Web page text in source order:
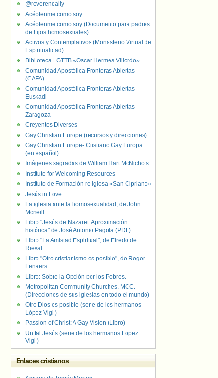
@reverendally
Acéptenme como soy
Acéptenme como soy (Documento para padres
de hijos homosexuales)
Activos y Contemplativos (Monasterio Virtual de
Espiritualidad)
Biblioteca LGTTB «Oscar Hermes Villordo»
Comunidad Apostólica Fronteras Abiertas
(CAFA)
Comunidad Apostólica Fronteras Abiertas
Euskadi
Comunidad Apostólica Fronteras Abiertas
Zaragoza
Creyentes Diverses
Gay Christian Europe (recursos y direcciones)
Gay Christian Europe- Cristiano Gay Europa
(en español)
Imágenes sagradas de William Hart McNichols
Institute for Welcoming Resources
Instituto de Formación religiosa «San Cipriano»
Jesús in Love
La iglesia ante la homosexualidad, de John
Mcneill
Libro "Jesús de Nazaret. Aproximación
histórica" de José Antonio Pagola (PDF)
Libro "La Amistad Espiritual", de Elredo de
Rieval.
Libro "Otro cristianismo es posible", de Roger
Lenaers
Libro: Sobre la Opción por los Pobres.
Metropolitan Community Churches. MCC.
(Direcciones de sus iglesias en todo el mundo)
Otro Dios es posible (serie de los hermanos
López Vigil)
Passion of Christ: A Gay Vision (Libro)
Un tal Jesús (serie de los hermanos López
Vigil)
Enlaces cristianos